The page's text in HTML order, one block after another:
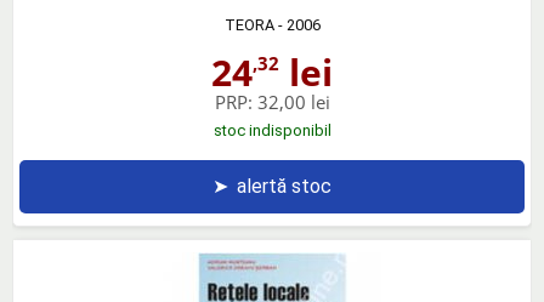
TEORA- 2006
24,32 lei
PRP: 32,00 lei
stoc indisponibil
➤ alertă stoc